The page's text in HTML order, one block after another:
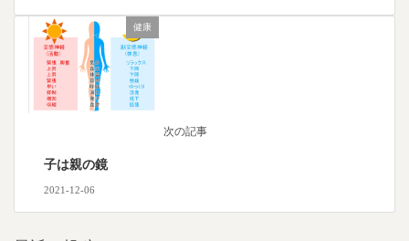
健康
次の記事
子は親の鏡
2021-12-06